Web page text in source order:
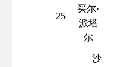
25
买尔·
派塔
尔
沙